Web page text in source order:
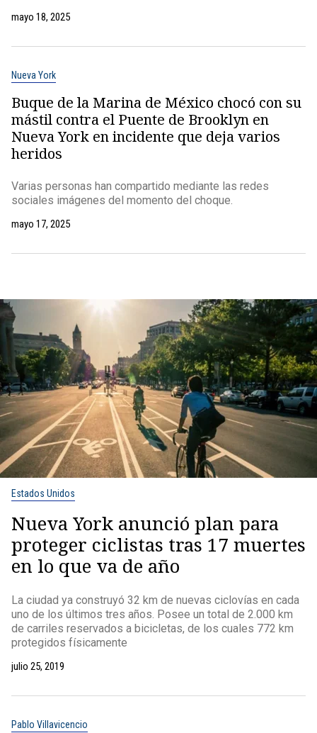
mayo 18, 2025
Nueva York
Buque de la Marina de México chocó con su
mástil contra el Puente de Brooklyn en
Nueva York en incidente que deja varios
heridos
Varias personas han compartido mediante las redes
sociales imágenes del momento del choque.
mayo 17, 2025
Estados Unidos
Nueva York anunció plan para
proteger ciclistas tras 17 muertes
en lo que va de año
La ciudad ya construyó 32 km de nuevas ciclovías en cada
uno de los últimos tres años. Posee un total de 2.000 km
de carriles reservados a bicicletas, de los cuales 772 km
protegidos físicamente
julio 25, 2019
Pablo Villavicencio